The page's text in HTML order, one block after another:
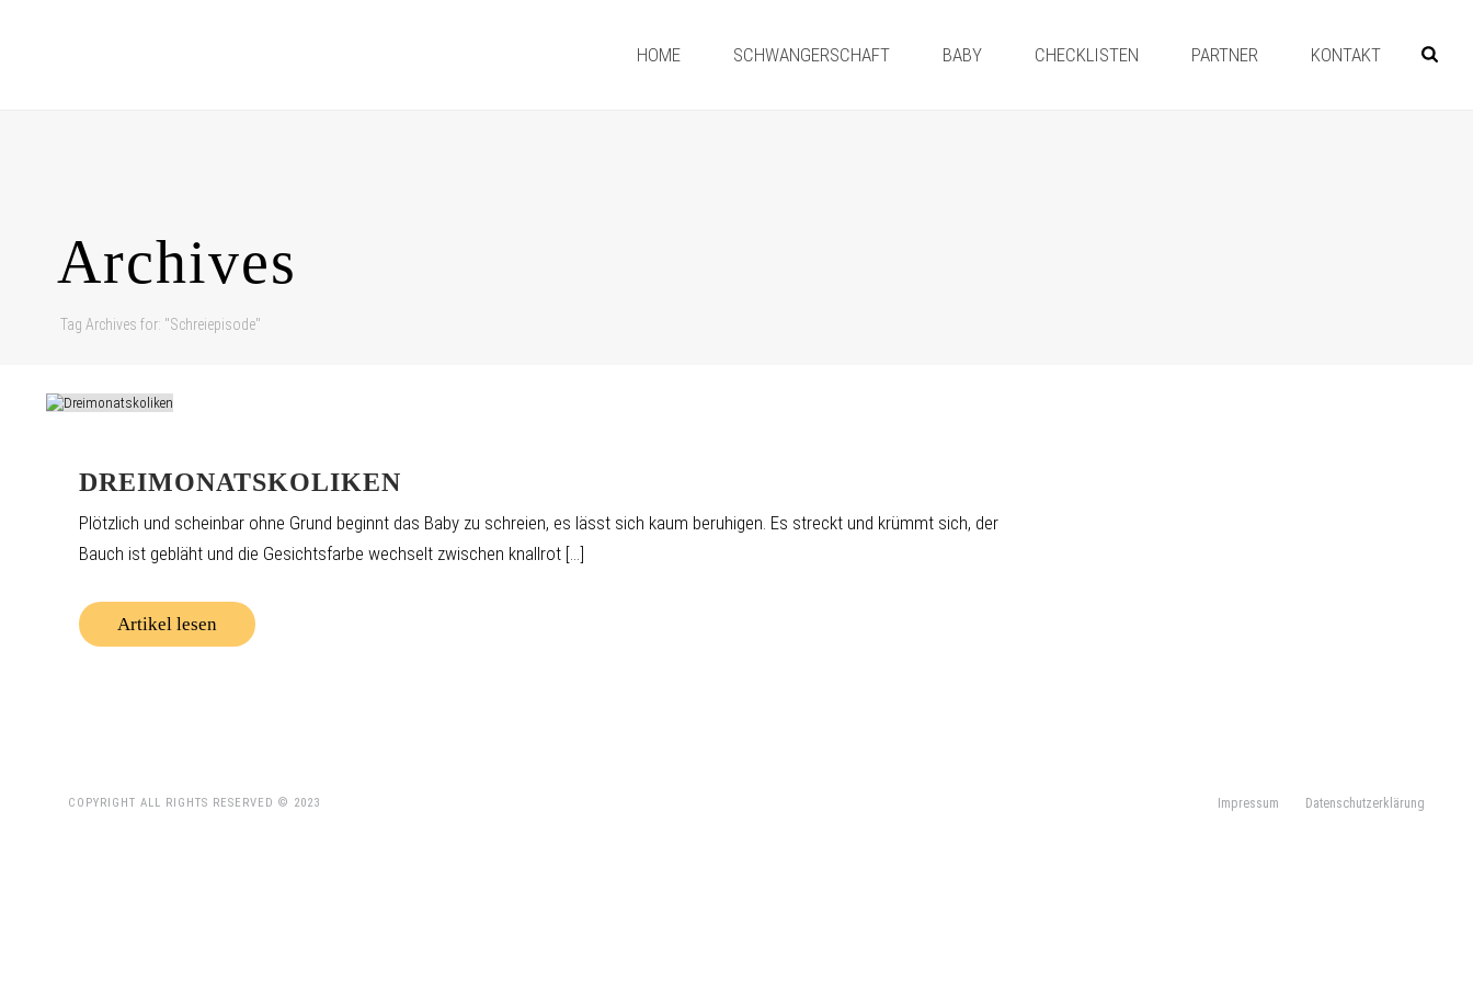
HOME SCHWANGERSCHAFT BABY CHECKLISTEN PARTNER KONTAKT
Archives
Tag Archives for: "Schreiepisode"
DREIMONATSKOLIKEN
Plötzlich und scheinbar ohne Grund beginnt das Baby zu schreien, es lässt sich kaum beruhigen. Es streckt und krümmt sich, der
Bauch ist gebläht und die Gesichtsfarbe wechselt zwischen knallrot [...]
Artikel lesen
COPYRIGHT ALL RIGHTS RESERVED © 2023 Impressum Datenschutzerklärung